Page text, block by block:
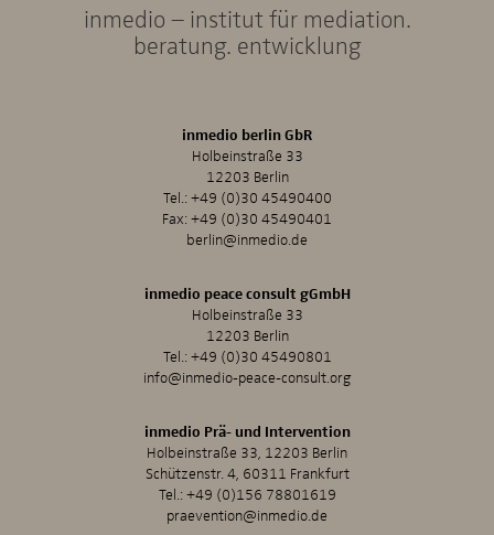
inmedio – institut für mediation.
beratung. entwicklung
inmedio berlin GbR
Holbeinstraße 33
12203 Berlin
Tel.:+49 (0)30 45490400
Fax: +49 (0)30 45490401
berlin@inmedio.de
inmedio peace consult gGmbH
Holbeinstraße 33
12203 Berlin
Tel.:+49 (0)30 45490801
info@inmedio-peace-consult.org
inmedio Prä- und Intervention
Holbeinstraße 33, 12203 Berlin
Schützenstr. 4, 60311 Frankfurt
Tel.:+49 (0)156 78801619
praevention@inmedio.de